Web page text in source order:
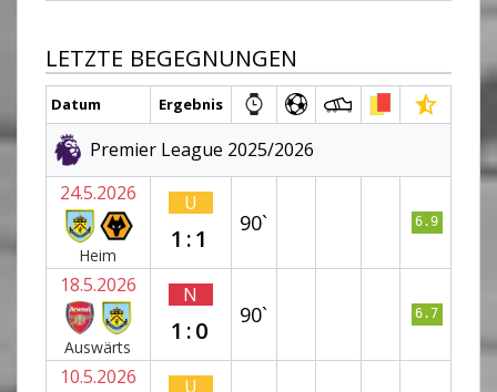
LETZTE BEGEGNUNGEN
Datum Ergebnis
Premier League 2025/2026
24.5.2026
Heim
U
1:1
90` 6.9
18.5.2026
Auswärts
N
1:0
90` 6.7
10.5.2026 U